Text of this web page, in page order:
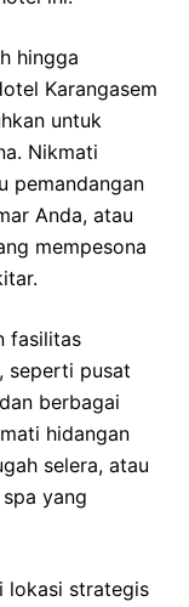
hingga
Karangasem
untuk
Nikmati
pemandangan
Anda, atau
mempesona
fasilitas
seperti pusat
berbagai
hidangan
selera, atau
yang
lokasi strategis